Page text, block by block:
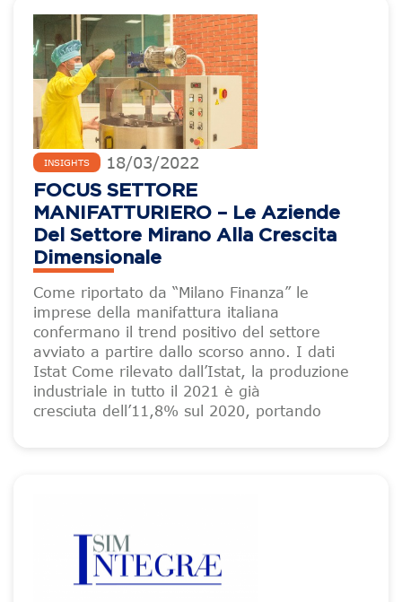
INSIGHTS 18/03/2022
FOCUS SETTORE
MANIFATTURIERO – Le Aziende
Del Settore Mirano Alla Crescita
Dimensionale
Come riportato da “Milano Finanza” le
imprese della manifattura italiana
confermano il trend positivo del settore
avviato a partire dallo scorso anno. I dati
Istat Come rilevato dall’Istat, la produzione
industriale in tutto il 2021 è già
cresciuta dell’11,8% sul 2020, portando